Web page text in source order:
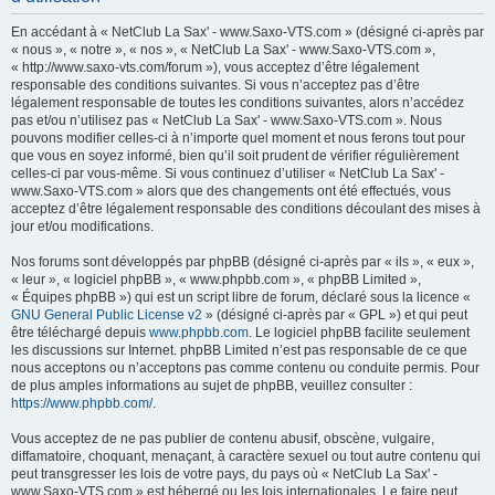
h
En accédant à « NetClub La Sax' - www.Saxo-VTS.com » (désigné ci-après par
« nous », « notre », « nos », « NetClub La Sax' - www.Saxo-VTS.com »,
« http://www.saxo-vts.com/forum »), vous acceptez d’être légalement
responsable des conditions suivantes. Si vous n’acceptez pas d’être
légalement responsable de toutes les conditions suivantes, alors n’accédez
pas et/ou n’utilisez pas « NetClub La Sax' - www.Saxo-VTS.com ». Nous
pouvons modifier celles-ci à n’importe quel moment et nous ferons tout pour
que vous en soyez informé, bien qu’il soit prudent de vérifier régulièrement
celles-ci par vous-même. Si vous continuez d’utiliser « NetClub La Sax' -
www.Saxo-VTS.com » alors que des changements ont été effectués, vous
acceptez d’être légalement responsable des conditions découlant des mises à
jour et/ou modifications.
Nos forums sont développés par phpBB (désigné ci-après par « ils », « eux »,
« leur », « logiciel phpBB », « www.phpbb.com », « phpBB Limited »,
« Équipes phpBB ») qui est un script libre de forum, déclaré sous la licence «
GNU General Public License v2 » (désigné ci-après par « GPL ») et qui peut
être téléchargé depuis www.phpbb.com. Le logiciel phpBB facilite seulement
les discussions sur Internet. phpBB Limited n’est pas responsable de ce que
nous acceptons ou n’acceptons pas comme contenu ou conduite permis. Pour
de plus amples informations au sujet de phpBB, veuillez consulter :
https://www.phpbb.com/.
Vous acceptez de ne pas publier de contenu abusif, obscène, vulgaire,
diffamatoire, choquant, menaçant, à caractère sexuel ou tout autre contenu qui
peut transgresser les lois de votre pays, du pays où « NetClub La Sax' -
www.Saxo-VTS.com » est hébergé ou les lois internationales. Le faire peut